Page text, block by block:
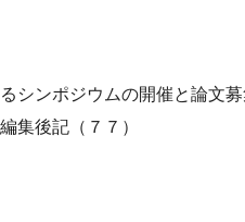
シンポジウムの開催と論文
集後記（７７）